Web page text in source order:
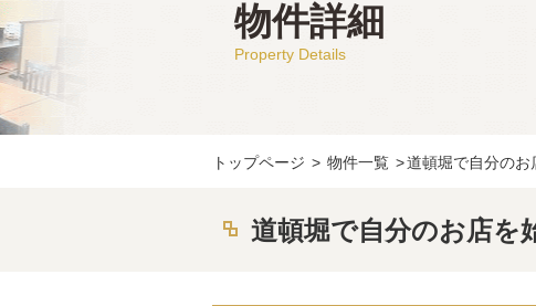
物件詳細
Property Details
トップページ > 物件一覧 >道頓堀で自分のお
道頓堀で自分のお店